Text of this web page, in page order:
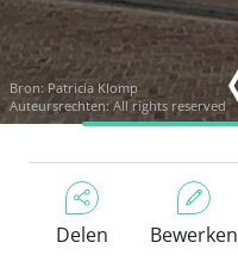
Bron: Patricia Klomp
Auteursrechten: All rights reserved
Delen Bewerken